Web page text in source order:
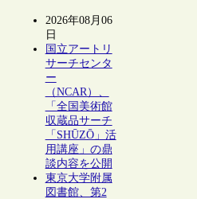
2026年08月06
日
国立アートリ
サーチセンタ
ー
（NCAR）、
「全国美術館
収蔵品サーチ
「SHŪZŌ」活
用講座」の鼎
談内容を公開
東京大学附属
図書館、第2